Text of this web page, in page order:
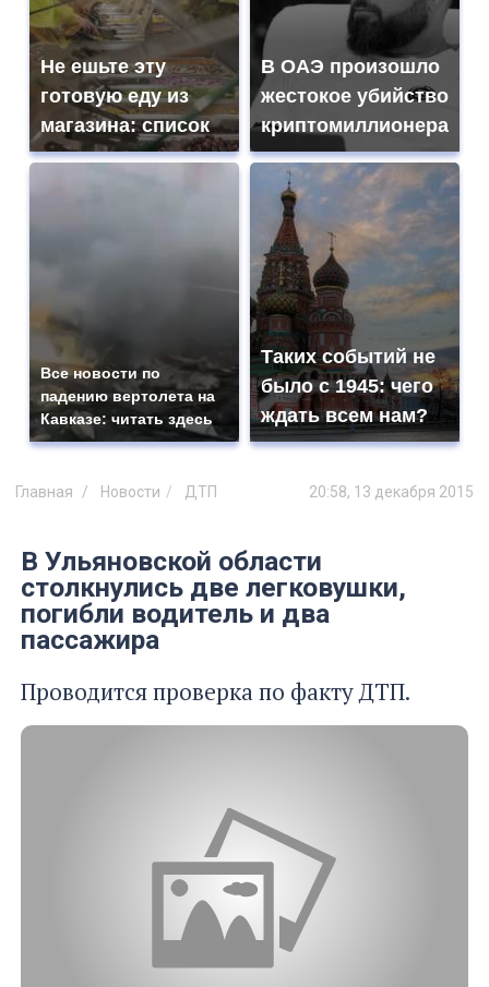
Не ешьте эту
готовую еду из
магазина: список
В ОАЭ произошло
жестокое убийство
криптомиллионера
Все новости по
падению вертолета на
Кавказе: читать здесь
Таких событий не
было с 1945: чего
ждать всем нам?
Главная Новости ДТП 20:58, 13 декабря 2015
В Ульяновской области
столкнулись две легковушки,
погибли водитель и два
пассажира
Проводится проверка по факту ДТП.